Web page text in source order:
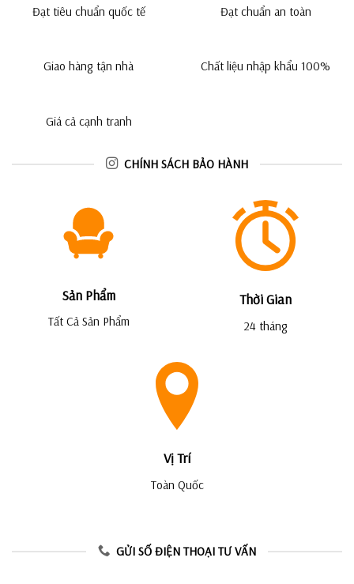
Đạt tiêu chuẩn quốc tế Đạt chuẩn an toàn
Giao hàng tận nhà Chất liệu nhập khẩu 100%
Giá cả cạnh tranh
CHÍNH SÁCH BẢO HÀNH
Sản Phẩm
Tất Cả Sản Phẩm
Thời Gian
24 tháng
Vị Trí
Toàn Quốc
GỬI SỐ ĐIỆN THOẠI TƯ VẤN